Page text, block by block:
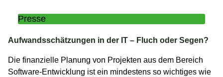
Presse
Aufwandsschätzungen in der IT – Fluch oder Segen?
Die finanzielle Planung von Projekten aus dem Bereich
Software-Entwicklung ist ein mindestens so wichtiges wie